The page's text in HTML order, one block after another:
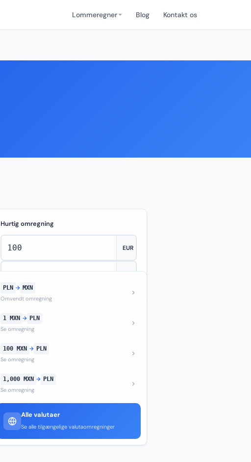
Lommeregner Blog Kontakt os
Hurtig omregning
PLN → MXN
Omvendt omregning
1 MXN → PLN
Se omregning
100 MXN → PLN
Se omregning
1,000 MXN → PLN
Se omregning
Alle valutaer
Se alle tilgængelige valutaomregninger